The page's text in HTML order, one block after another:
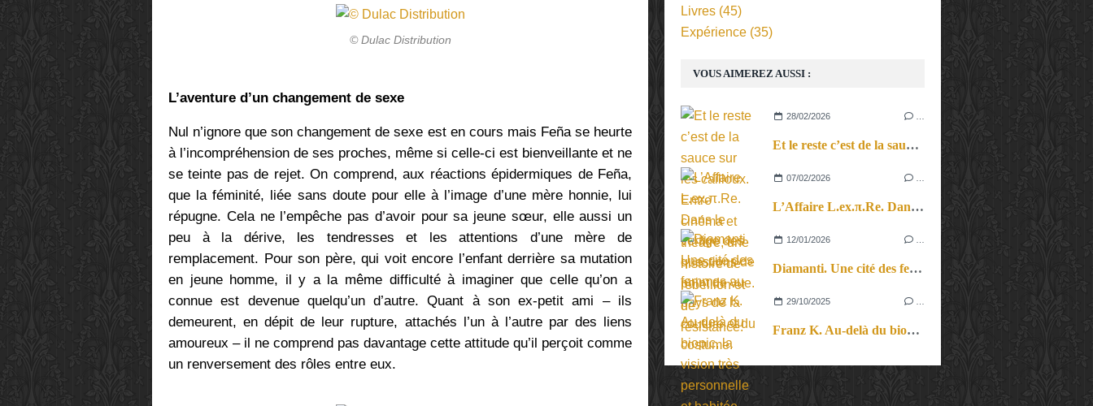
© Dulac Distribution
L’aventure d’un changement de sexe
Nul n’ignore que son changement de sexe est en cours mais Feña se heurte
à l’incompréhension de ses proches, même si celle-ci est bienveillante et ne
se teinte pas de rejet. On comprend, aux réactions épidermiques de Feña,
que la féminité, liée sans doute pour elle à l’image d’une mère honnie, lui
répugne. Cela ne l’empêche pas d’avoir pour sa jeune sœur, elle aussi un
peu à la dérive, les tendresses et les attentions d’une mère de
remplacement. Pour son père, qui voit encore l’enfant derrière sa mutation
en jeune homme, il y a la même difficulté à imaginer que celle qu’on a
connue est devenue quelqu’un d’autre. Quant à son ex-petit ami – ils
demeurent, en dépit de leur rupture, attachés l’un à l’autre par des liens
amoureux – il ne comprend pas davantage cette attitude qu’il perçoit comme
un renversement des rôles entre eux.
VOUS AIMEREZ AUSSI :
28/02/2026
Et le reste c’est de la sauce sur les cailloux. Entre cinéma et théâtre, une histoire de rébellion et de résistance.
07/02/2026
L’Affaire L.ex.π.Re. Dans le vertige des questions de point de vue.
12/01/2026
Diamanti. Une cité des femmes au pays de la couture et du costume.
29/10/2025
Franz K. Au-delà du biopic, la vision très personnelle et habitée d’Agnieszka Holland sur Kafka.
Livres (45)
Expérience (35)